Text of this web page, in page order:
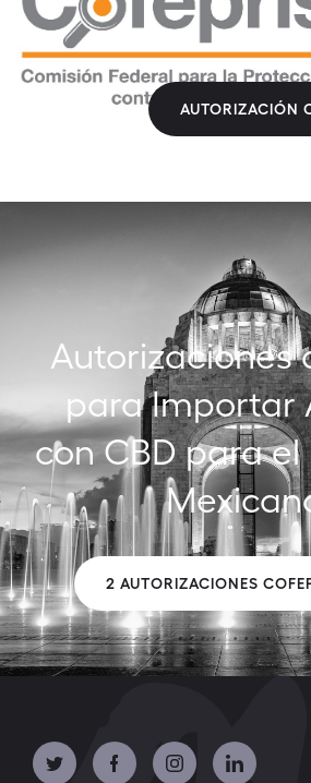
AUTORIZACIÓN
Autorizaciones
para Importar
con CBD para
2 AUTORIZACIONES